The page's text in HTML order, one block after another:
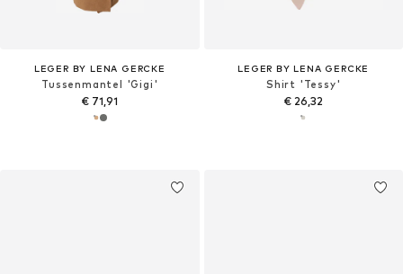
LEGER BY LENA GERCKE
Tussenmantel 'Gigi'
€ 71,91
LEGER BY LENA GERCKE
Shirt 'Tessy'
€ 26,32